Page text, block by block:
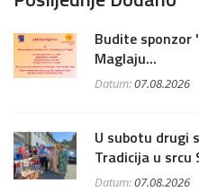
Budite
Maglaju...
Datum:07.08.2026
U subotu drugi
Tradicija u srcu
Datum:07.08.2026